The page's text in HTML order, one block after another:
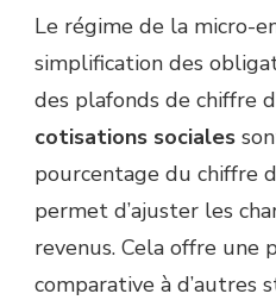
Le régime de la micro-
simplification des
des plafonds de chiffre
cotisations sociales
pourcentage du chiffre
permet d’ajuster les
revenus. Cela offre
comparative à d’autres